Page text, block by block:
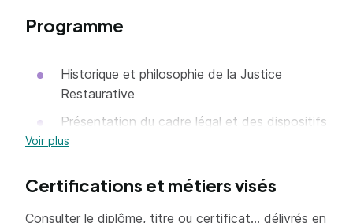
S'initier à la préparation et l'animation d'un
Expérimenter des outils d'accompagnement
spécifiques
Programme
Historique et philosophie de la Justice
Restaurative
Présentation du cadre légal et des dispositifs
de la Justice Restaurative
favorisant la rencontre entre personne auteur
Voir plus
Certifications et métiers visés
Consulter le diplôme, titre ou certificat... délivrés en